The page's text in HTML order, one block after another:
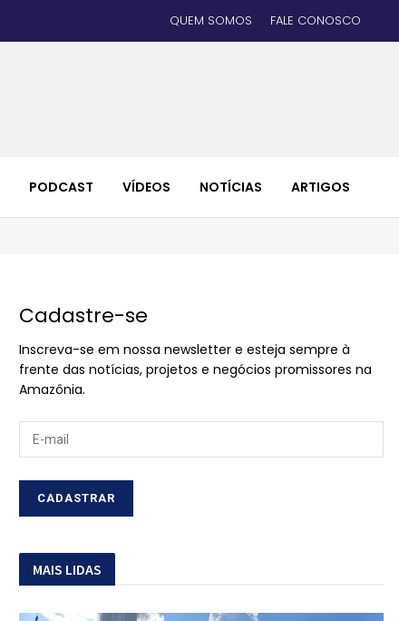
QUEM SOMOS FALE CONOSCO
PODCAST VÍDEOS NOTÍCIAS ARTIGOS
Cadastre-se
Inscreva-se em nossa newsletter e esteja sempre à
frente das notícias, projetos e negócios promissores na
Amazônia.
MAIS LIDAS